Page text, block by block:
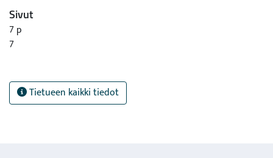
Sivut
7 p
7
Tietueen kaikki tiedot